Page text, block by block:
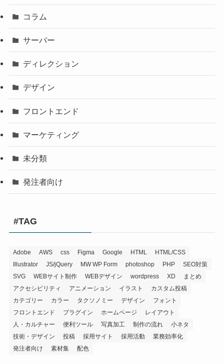
コラム
サーバー
ディレクション
デザイン
フロントエンド
マーケティング
未分類
発注者向け
#TAG
Adobe AWS css Figma Google HTML
HTML/CSS
Illustrator
JS/jQuery MW WP Form photoshop PHP
SEO対策
SVG
WEBサイト制作 WEBデザイン wordpress XD
まとめ
アクセシビリティ
アニメーション イラスト
カスタム投稿
カテゴリー
カラー タクソノミー デザイン
フォント
フロントエンド
プラグイン ホームページ
レイアウト
人・カルチャー
便利ツール 写真加工 制作の流れ
小ネタ
技術・デザイン
投稿 採用サイト 採用活動
業務効率化
発注者向け
素材集 配色